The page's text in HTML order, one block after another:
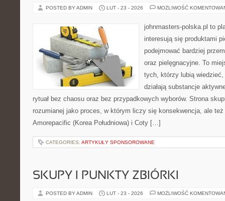
POSTED BY ADMIN LUT - 23 - 2026 MOŻLIWOŚĆ
johnmasters-polska.pl to
interesują się produktami
podejmować bardziej
oraz pielęgnacyjne. To
tych, którzy lubią wiedzieć,
działają substancje
rytuał bez chaosu oraz bez przypadkowych wyborów. Strona
rozumianej jako proces, w którym liczy się konsekwencja, ale
Amorepacific (Korea Południowa) i Coty […]
CATEGORIES: ARTYKUŁY SPONSOROWANE
SKUPY I PUNKTY ZBIÓRKI
POSTED BY ADMIN LUT - 23 - 2026 MOŻLIWOŚĆ